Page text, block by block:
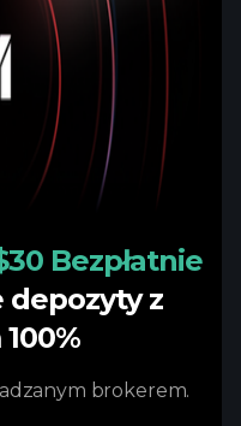
Bezpłatnie
depozyty z
brokerem.